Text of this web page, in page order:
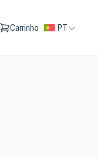
Carrinho PT